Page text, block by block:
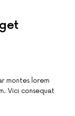
montes lorem
Vici consequat